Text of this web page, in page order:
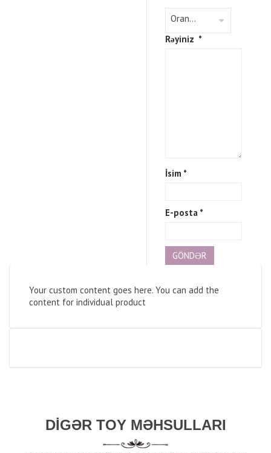
Rəyiniz *
İsim *
E-posta *
Your custom content goes here. You can add the
content for individual product
DIGƏR TOY MƏHSULLARI